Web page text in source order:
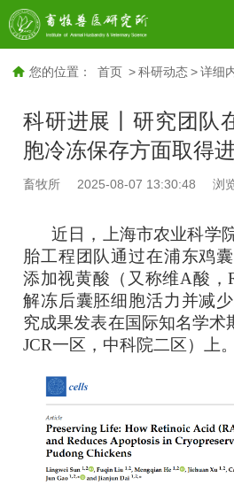
您的位置： 首页 > 科研动态 > 详细
科研进展丨研究团队
胞冷冻保存方面取得
畜牧所 2025-08-07 13:30:48 浏
近日，上海市农业科学
胎工程团队通过在浦东鸡
添加视黄酸（又称维A酸，
解冻后囊胚细胞活力并减
究成果发表在国际知名学术
JCR一区，中科院二区）上。